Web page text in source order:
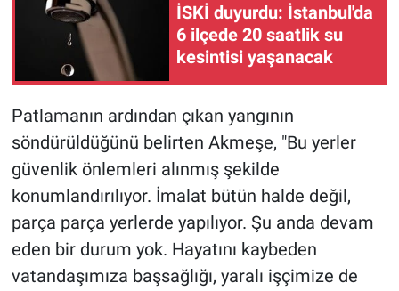
İSKİ duyurdu: İstanbul'da
6 ilçede 20 saatlik su
kesintisi yaşanacak
Patlamanın ardından çıkan yangının
söndürüldüğünü belirten Akmeşe, "Bu yerler
güvenlik önlemleri alınmış şekilde
konumlandırılıyor. İmalat bütün halde değil,
parça parça yerlerde yapılıyor. Şu anda devam
eden bir durum yok. Hayatını kaybeden
vatandaşımıza başsağlığı, yaralı işçimize de